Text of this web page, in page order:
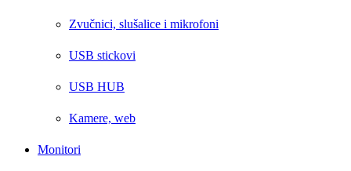
Zvučnici, slušalice i mikrofoni
USB stickovi
USB HUB
Kamere, web
Monitori